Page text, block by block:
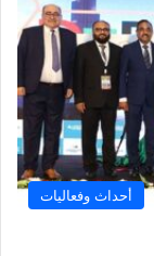
أحداث وفعاليات